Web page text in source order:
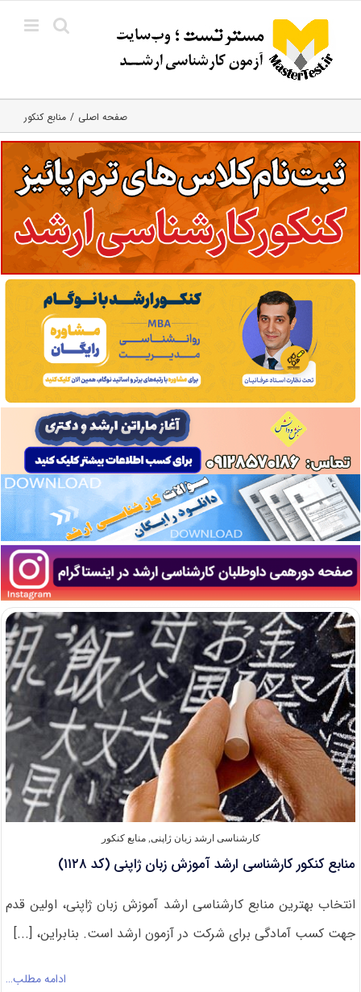
content
صفحه اصلی منابع کنکور
کارشناسی ارشد زبان ژاپنی,منابع کنکور
منابع کنکور کارشناسی ارشد آموزش زبان ژاپنی (کد ۱۱۲۸)
انتخاب بهترین منابع کارشناسی ارشد آموزش زبان ژاپنی، اولین قدم
جهت کسب آمادگی برای شرکت در آزمون ارشد است. بنابراین، [...]
ادامه مطلب…